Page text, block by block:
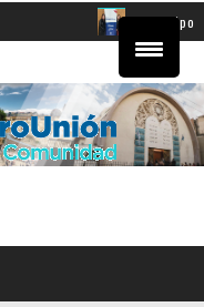
El equipo directivo